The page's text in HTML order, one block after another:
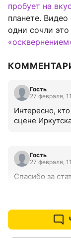
пробует на
планете.
одни сочли
Гость
27 февраля,
Интересно,
сцене
Гость
27 февраля,
Спасибо за